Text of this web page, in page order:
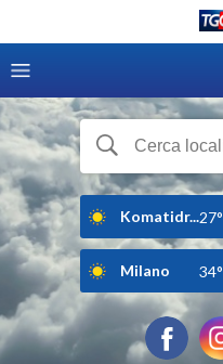
Komatidr...27°
Milano 34°